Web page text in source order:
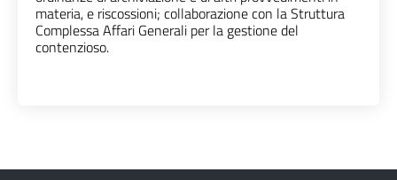
materia, e riscossioni; collaborazione con la Struttura
Complessa Affari Generali per la gestione del
contenzioso.